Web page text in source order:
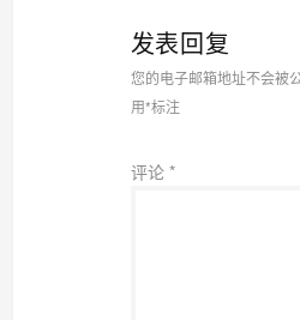
发表回复
您的电子邮箱地址不会被公
用*标注
评论 *